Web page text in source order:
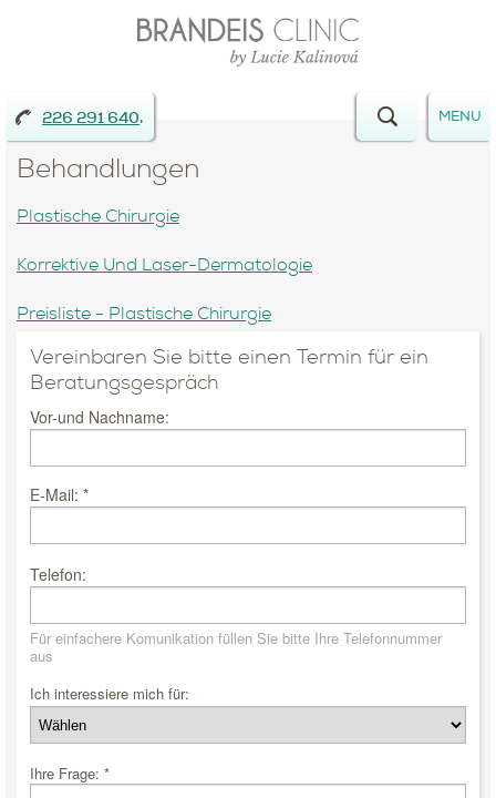
Behandlungen
Plastische Chirurgie
Korrektive Und Laser-Dermatologie
Preisliste - Plastische Chirurgie
Vereinbaren Sie bitte einen Termin für ein
Beratungsgespräch
Vor-und Nachname:
E-Mail: *
Telefon:
Für einfachere Komunikation füllen Sie bitte Ihre Telefonnummer
aus
Ich interessiere mich für:
Ihre Frage: *
MENU
226 291 640,